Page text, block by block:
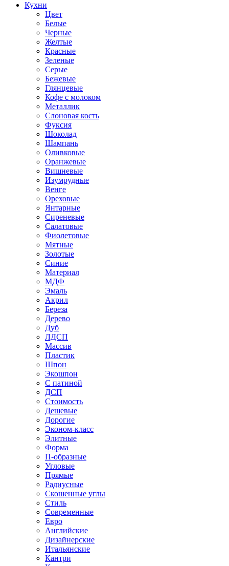
Кухни
Цвет
Белые
Черные
Желтые
Красные
Зеленые
Серые
Бежевые
Глянцевые
Кофе с молоком
Металлик
Слоновая кость
Фуксия
Шоколад
Шампань
Оливковые
Оранжевые
Вишневые
Изумрудные
Венге
Ореховые
Янтарные
Сиреневые
Салатовые
Фиолетовые
Мятные
Золотые
Синие
Материал
МДФ
Эмаль
Акрил
Береза
Дерево
Дуб
ЛДСП
Массив
Пластик
Шпон
Экошпон
С патиной
ДСП
Стоимость
Дешевые
Дорогие
Эконом-класс
Элитные
Форма
П-образные
Угловые
Прямые
Радиусные
Скошенные углы
Стиль
Современные
Евро
Английские
Дизайнерские
Итальянские
Кантри